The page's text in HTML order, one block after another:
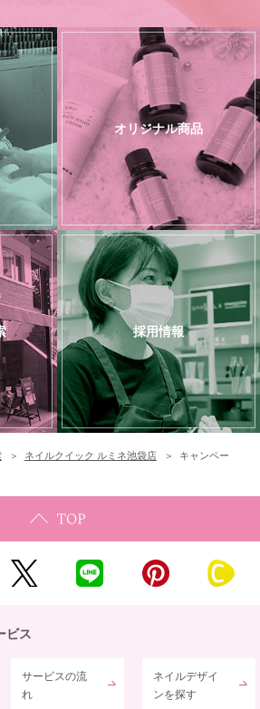
オリジナル商品
採用情報
ネイルクイック ルミネ池袋店
キャンペー
ビス
サービスの流
れ
ネイルデザイ
ンを探す